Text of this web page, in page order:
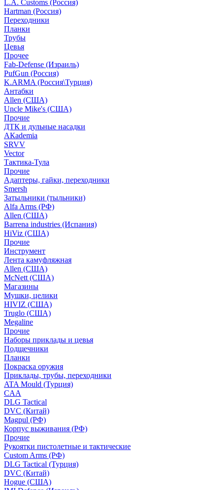
L.A. Customs (Россия)
Hartman (Россия)
Переходники
Планки
Трубы
Цевья
Прочее
Fab-Defense (Израиль)
PufGun (Россия)
K.ARMA (Россия\Турция)
Антабки
Allen (США)
Uncle Mike's (США)
Прочие
ДТК и дульные насадки
АКademia
SRVV
Vector
Тактика-Тула
Прочие
Адаптеры, гайки, переходники
Smersh
Затыльники (тыльники)
Alfa Arms (РФ)
Allen (США)
Barrena industries (Испания)
HiViz (США)
Прочие
Инструмент
Лента камуфляжная
Allen (США)
McNett (США)
Магазины
Мушки, целики
HIVIZ (США)
Truglo (США)
Megaline
Прочие
Наборы приклады и цевья
Подщечники
Планки
Покраска оружия
Приклады, трубы, переходники
ATA Mould (Турция)
CAA
DLG Tactical
DVC (Китай)
Magpul (РФ)
Корпус выживания (РФ)
Прочие
Рукоятки пистолетные и тактические
Custom Arms (РФ)
DLG Tactical (Турция)
DVC (Китай)
Hogue (США)